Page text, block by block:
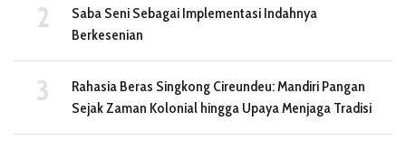
Saba Seni Sebagai Implementasi Indahnya
Berkesenian
Rahasia Beras Singkong Cireundeu: Mandiri Pangan
Sejak Zaman Kolonial hingga Upaya Menjaga Tradisi